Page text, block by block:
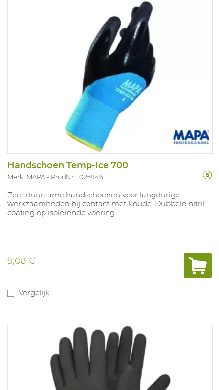
Handschoen Temp-Ice 700
Merk: MAPA ProdNr. 1026946
Zeer duurzame handschoenen voor langdurige
werkzaamheden bij contact met koude. Dubbele nitril
coating op isolerende voering.
9,08 €
Vergelijk